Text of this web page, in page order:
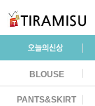
BLOUSE
PANTS&SKIRT